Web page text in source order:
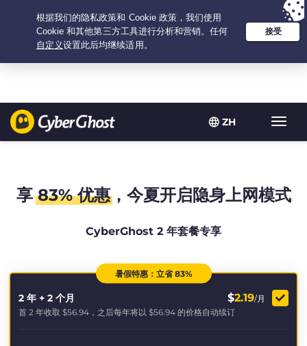
ZH
Your choice:The Best Dealfor 2.1666666666667-years at $2.19
/month
享83% 优惠，今夏开启隐身上网模式
CyberGhost 2 年套餐专享
暑假特惠：立省 83%
2 年 + 2 个月 $2.19/月
首 2 年收取 $56.94 ，之后每年将以 $56.94 的价格自动续订